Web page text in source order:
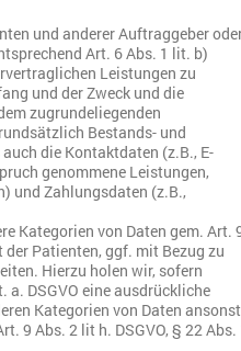
und anderer Auftraggeber
Art. 6 Abs. 1 lit. b)
Leistungen zu
und der Zweck und die
zugrundeliegenden
Bestands- und
die Kontaktdaten (z.B., E-
genommene Leistungen,
und Zahlungsdaten (z.B.,
Kategorien von Daten gem. Art.
der Patienten, ggf. mit Bezug zu
Hierzu holen wir, sofern
a. DSGVO eine ausdrückliche
Kategorien von Daten
9 Abs. 2 lit h. DSGVO, § 22 Abs.